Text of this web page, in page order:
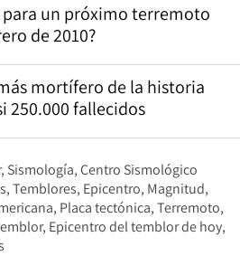
para un próximo terremoto
de 2010?
mortífero de la historia
250.000 fallecidos
Sismología Centro Sismológico
Temblores Epicentro Magnitud
Placa tectónica Terremoto
Epicentro del temblor de hoy